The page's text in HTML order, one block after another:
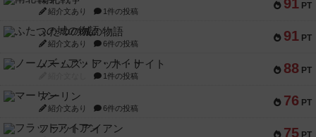
91 PT
紹介文あり 1件の投稿
91 PT
ふたつの城の物語
紹介文あり 6件の投稿
88 PT
ノームズ・アット・ナイト
1件の投稿
76 PT
マーリン
紹介文あり 6件の投稿
75
フラットアイアン